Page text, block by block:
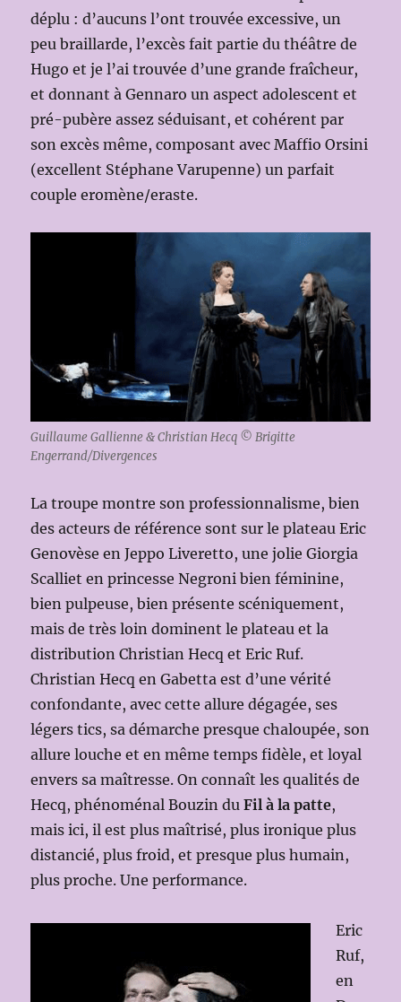
déplu : d’aucuns l’ont trouvée excessive, un
peu braillarde, l’excès fait partie du théâtre de
Hugo et je l’ai trouvée d’une grande fraîcheur,
et donnant à Gennaro un aspect adolescent et
pré-pubère assez séduisant, et cohérent par
son excès même, composant avec Maffio Orsini
(excellent Stéphane Varupenne) un parfait
couple eromène/eraste.
Guillaume Gallienne & Christian Hecq © Brigitte
Engerrand/Divergences
La troupe montre son professionnalisme, bien
des acteurs de référence sont sur le plateau Eric
Genovèse en Jeppo Liveretto, une jolie Giorgia
Scalliet en princesse Negroni bien féminine,
bien pulpeuse, bien présente scéniquement,
mais de très loin dominent le plateau et la
distribution Christian Hecq et Eric Ruf.
Christian Hecq en Gabetta est d’une vérité
confondante, avec cette allure dégagée, ses
légers tics, sa démarche presque chaloupée, son
allure louche et en même temps fidèle, et loyal
envers sa maîtresse. On connaît les qualités de
Hecq, phénoménal Bouzin duFil à la patte,
mais ici, il est plus maîtrisé, plus ironique plus
distancié, plus froid, et presque plus humain,
plus proche. Une performance.
Eric
Ruf,
en